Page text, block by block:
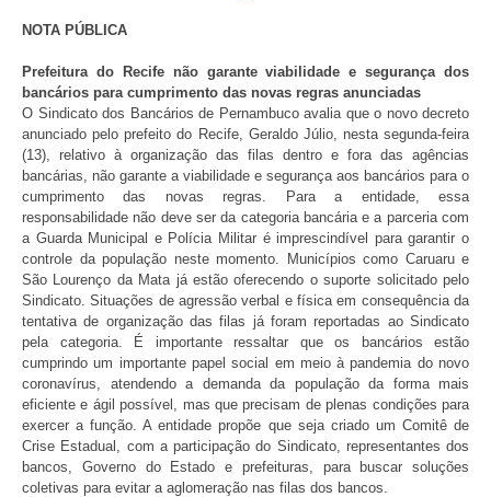
NOTA PÚBLICA
Prefeitura do Recife não garante viabilidade e segurança dos
bancários para cumprimento das novas regras anunciadas
O Sindicato dos Bancários de Pernambuco avalia que o novo decreto
anunciado pelo prefeito do Recife, Geraldo Júlio, nesta segunda-feira
(13), relativo à organização das filas dentro e fora das agências
bancárias, não garante a viabilidade e segurança aos bancários para o
cumprimento das novas regras. Para a entidade, essa
responsabilidade não deve ser da categoria bancária e a parceria com
a Guarda Municipal e Polícia Militar é imprescindível para garantir o
controle da população neste momento. Municípios como Caruaru e
São Lourenço da Mata já estão oferecendo o suporte solicitado pelo
Sindicato. Situações de agressão verbal e física em consequência da
tentativa de organização das filas já foram reportadas ao Sindicato
pela categoria. É importante ressaltar que os bancários estão
cumprindo um importante papel social em meio à pandemia do novo
coronavírus, atendendo a demanda da população da forma mais
eficiente e ágil possível, mas que precisam de plenas condições para
exercer a função. A entidade propõe que seja criado um Comitê de
Crise Estadual, com a participação do Sindicato, representantes dos
bancos, Governo do Estado e prefeituras, para buscar soluções
coletivas para evitar a aglomeração nas filas dos bancos.